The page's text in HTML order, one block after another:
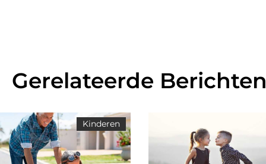
Gerelateerde Berichten
Kinderen